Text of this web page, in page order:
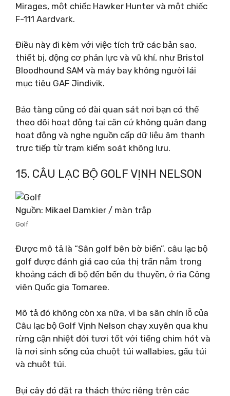
Mirages, một chiếc Hawker Hunter và một chiếc
F-111 Aardvark.
Điều này đi kèm với việc tích trữ các bản sao,
thiết bị, động cơ phản lực và vũ khí, như Bristol
Bloodhound SAM và máy bay không người lái
mục tiêu GAF Jindivik.
Bảo tàng cũng có đài quan sát nơi bạn có thể
theo dõi hoạt động tại căn cứ không quân đang
hoạt động và nghe nguồn cấp dữ liệu âm thanh
trực tiếp từ trạm kiểm soát không lưu.
15. CÂU LẠC BỘ GOLF VỊNH NELSON
Nguồn: Mikael Damkier / màn trập
Golf
Được mô tả là “Sân golf bên bờ biển”, câu lạc bộ
golf được đánh giá cao của thị trấn nằm trong
khoảng cách đi bộ đến bến du thuyền, ở rìa Công
viên Quốc gia Tomaree.
Mô tả đó không còn xa nữa, vì ba sân chín lỗ của
Câu lạc bộ Golf Vịnh Nelson chạy xuyên qua khu
rừng cận nhiệt đới tươi tốt với tiếng chim hót và
là nơi sinh sống của chuột túi wallabies, gấu túi
và chuột túi.
Bụi cây đó đặt ra thách thức riêng trên các